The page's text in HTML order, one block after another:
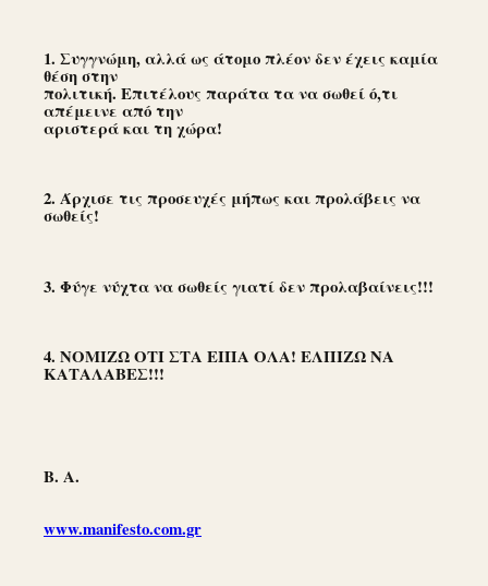
1. Συγγνώμη, αλλά ως άτομο πλέον δεν έχεις καμία
θέση στην
πολιτική. Επιτέλους παράτα τα να σωθεί ό,τι
απέμεινε από την
αριστερά και τη χώρα!
2. Άρχισε τις προσευχές μήπως και προλάβεις να
σωθείς!
3. Φύγε νύχτα να σωθείς γιατί δεν προλαβαίνεις!!!
4. ΝΟΜΙΖΩ ΟΤΙ ΣΤΑ ΕΙΠΑ ΟΛΑ! ΕΛΠΙΖΩ ΝΑ
ΚΑΤΑΛΑΒΕΣ!!!
Β. Α.
www.manifesto.com.gr